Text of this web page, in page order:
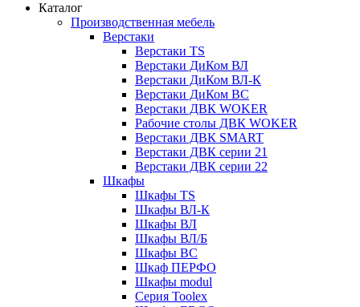
Каталог
Производственная мебель
Верстаки
Верстаки TS
Верстаки ДиКом ВЛ
Верстаки ДиКом ВЛ-К
Верстаки ДиКом ВС
Верстаки ДВК WOKER
Рабочие столы ДВК WOKER
Верстаки ДВК SMART
Верстаки ДВК серии 21
Верстаки ДВК серии 22
Шкафы
Шкафы TS
Шкафы ВЛ-К
Шкафы ВЛ
Шкафы ВЛ/Б
Шкафы ВС
Шкаф ПЕРФО
Шкафы modul
Серия Toolex